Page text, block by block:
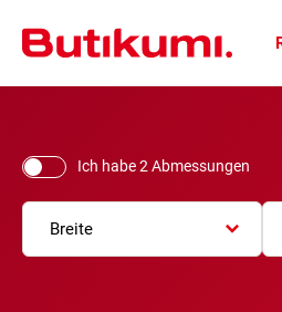
Ich habe 2 Abmessungen
Breite